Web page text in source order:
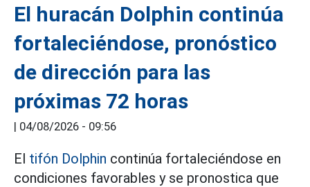
El huracán Dolphin continúa
fortaleciéndose, pronóstico
de dirección para las
próximas 72 horas
| 04/08/2026 - 09:56
El tifón Dolphin continúa fortaleciéndose en
condiciones favorables y se pronostica que